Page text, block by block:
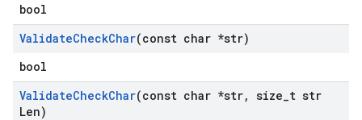
bool
ValidateCheckChar(const char *str)
bool
ValidateCheckChar(const char *str, size t str
Len)